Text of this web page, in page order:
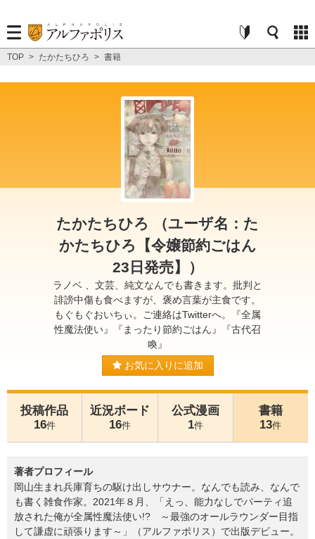
TOP > たかたちひろ > 書籍
たかたちひろ （ユーザ名：た
かたちひろ【令嬢節約ごはん
23日発売】）
ラノベ 、文芸、純文なんでも書きます。批判と
誹謗中傷も食べますが、褒め言葉が主食です。
もぐもぐおいちぃ。ご連絡はTwitterへ。『全属
性魔法使い』『まったり節約ごはん』『古代召
喚』
お気に入りに追加
投稿作品
16件
近況ボード
16件
公式漫画
1件
書籍
13件
著者プロフィール
岡山生まれ兵庫育ちの駆け出しサウナー。なんでも読み、なんで
も書く雑食作家。2021年８月、「えっ、能力なしでパーティ追
放された俺が全属性魔法使い!? ～最強のオールラウンダー目指
して謙虚に頑張ります～」（アルファポリス）で出版デビュー。